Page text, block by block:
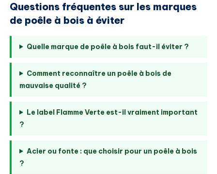
Questions fréquentes sur les marques
de poêle à bois à éviter
Quelle marque de poêle à bois faut-il éviter ?
Comment reconnaître un poêle à bois de
mauvaise qualité ?
Le label Flamme Verte est-il vraiment important
?
Acier ou fonte : que choisir pour un poêle à bois
?